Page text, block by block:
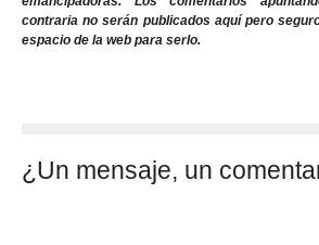
contraria no serán publicados aquí pero
espacio de la web para serlo.
¿Un mensaje, un